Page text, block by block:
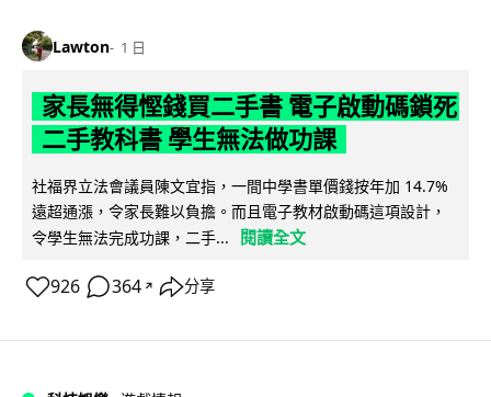
Lawton 1 日
家長無得慳錢買二手書 電子啟動碼鎖死
二手教科書 學生無法做功課
社福界立法會議員陳文宜指，一間中學書單價錢按年加 14.7%
遠超通漲，令家長難以負擔。而且電子教材啟動碼這項設計，
令學生無法完成功課，二手...
閱讀全文
926 364 ↗ 分享